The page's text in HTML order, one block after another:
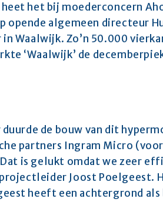
het bij moederconcern
opende algemeen directeur
Waalwijk. Zo’n 50.000
‘Waalwijk’ de
duurde de bouw van dit
partners Ingram Micro
is gelukt omdat we zeer
Joost Poelgeest.
heeft een achtergrond